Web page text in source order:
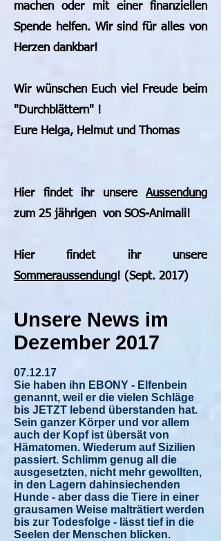
machen oder mit einer finanziellen
Spende helfen. Wir sind für alles von
Herzen dankbar!
Wir wünschen Euch viel Freude beim
"Durchblättern" !
Eure Helga, Helmut und Thomas
Hier findet ihr unsere Aussendung
zum 25 jährigen von SOS-Animali!
Hier findet ihr unsere
Sommeraussendung! (Sept. 2017)
Unsere News im
Dezember 2017
07.12.17
Sie haben ihn EBONY - Elfenbein
genannt, weil er die vielen Schläge
bis JETZT lebend überstanden hat.
Sein ganzer Körper und vor allem
auch der Kopf ist übersät von
Hämatomen. Wiederum auf Sizilien
passiert. Schlimm genug all die
ausgesetzten, nicht mehr gewollten,
in den Lagern dahinsiechenden
Hunde - aber dass die Tiere in einer
grausamen Weise malträtiert werden
bis zur Todesfolge - lässt tief in die
Seelen der Menschen blicken.